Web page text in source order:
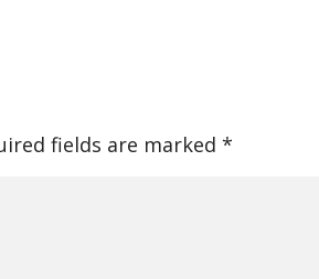
fields are marked*